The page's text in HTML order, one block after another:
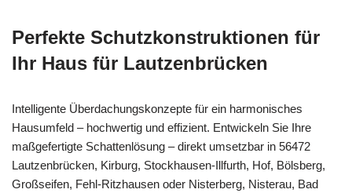
Perfekte Schutzkonstruktionen für
Ihr Haus für Lautzenbrücken
Intelligente Überdachungskonzepte für ein harmonisches
Hausumfeld – hochwertig und effizient. Entwickeln Sie Ihre
maßgefertigte Schattenlösung – direkt umsetzbar in 56472
Lautzenbrücken, Kirburg, Stockhausen-Illfurth, Hof, Bölsberg,
Großseifen, Fehl-Ritzhausen oder Nisterberg, Nisterau, Bad